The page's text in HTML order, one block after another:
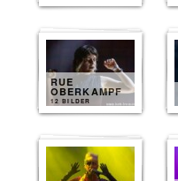
RUE
OBERKAMPF
12 BILDER